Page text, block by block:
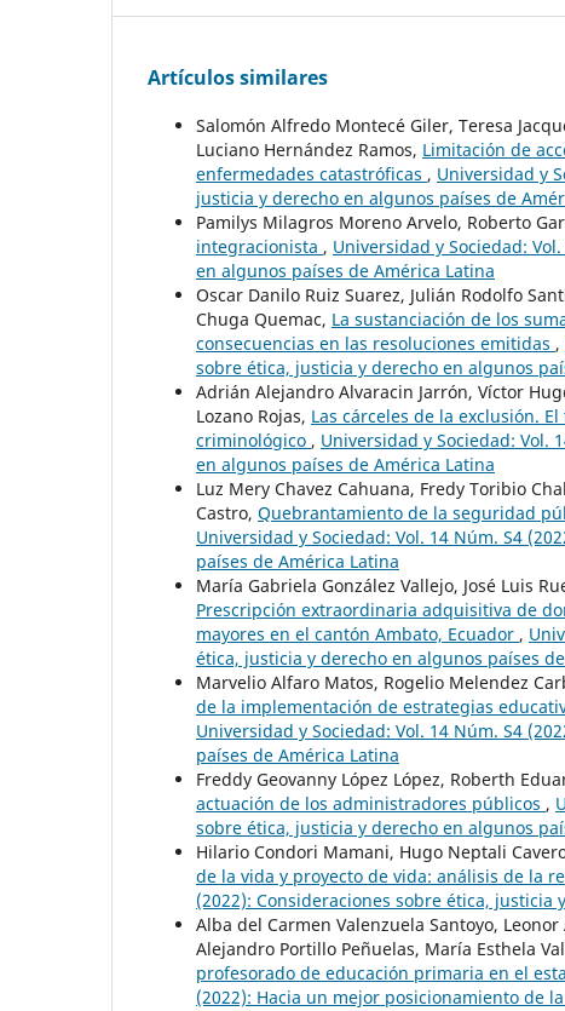
Artículos similares
Salomón Alfredo Montecé Giler, Teresa
Luciano Hernández Ramos, Limitación de
enfermedades catastróficas , Universidad y
justicia y derecho en algunos países de
Pamilys Milagros Moreno Arvelo, Roberto
integracionista , Universidad y Sociedad:
en algunos países de América Latina
Oscar Danilo Ruiz Suarez, Julián Rodolfo
Chuga Quemac, La sustanciación de los
consecuencias en las resoluciones emitidas ,
sobre ética, justicia y derecho en algunos
Adrián Alejandro Alvaracin Jarrón, Víctor
Lozano Rojas, Las cárceles de la exclusión.
criminológico , Universidad y Sociedad: Vol.
en algunos países de América Latina
Luz Mery Chavez Cahuana, Fredy Toribio
Castro, Quebrantamiento de la seguridad
Universidad y Sociedad: Vol. 14 Núm. S4
países de América Latina
María Gabriela González Vallejo, José Luis
Prescripción extraordinaria adquisitiva de
mayores en el cantón Ambato, Ecuador ,
ética, justicia y derecho en algunos países
Marvelio Alfaro Matos, Rogelio Melendez
de la implementación de estrategias
Universidad y Sociedad: Vol. 14 Núm. S4
países de América Latina
Freddy Geovanny López López, Roberth
actuación de los administradores públicos ,
sobre ética, justicia y derecho en algunos
Hilario Condori Mamani, Hugo Neptali
de la vida y proyecto de vida: análisis de la
(2022): Consideraciones sobre ética,
Alba del Carmen Valenzuela Santoyo,
Alejandro Portillo Peñuelas, María Esthela
profesorado de educación primaria en el
(2022): Hacia un mejor posicionamiento de